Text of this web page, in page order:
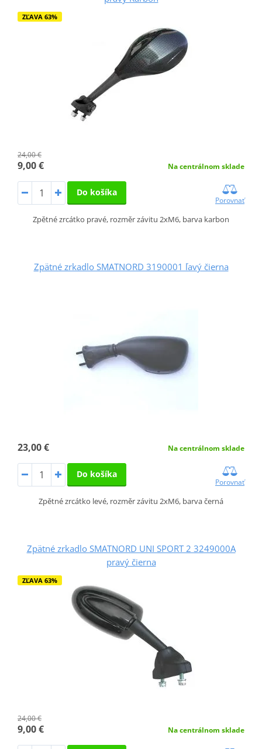
ZĽAVA 63%
24,00 €
9,00 € Na centrálnom sklade
Do košíka
Porovnať
Zpětné zrcátko pravé, rozměr závitu 2xM6, barva karbon
Zpätné zrkadlo SMATNORD 3190001 ľavý čierna
23,00 € Na centrálnom sklade
Do košíka
Porovnať
Zpětné zrcátko levé, rozměr závitu 2xM6, barva černá
Zpätné zrkadlo SMATNORD UNI SPORT 2 3249000A
pravý čierna
ZĽAVA 63%
24,00 €
9,00 € Na centrálnom sklade